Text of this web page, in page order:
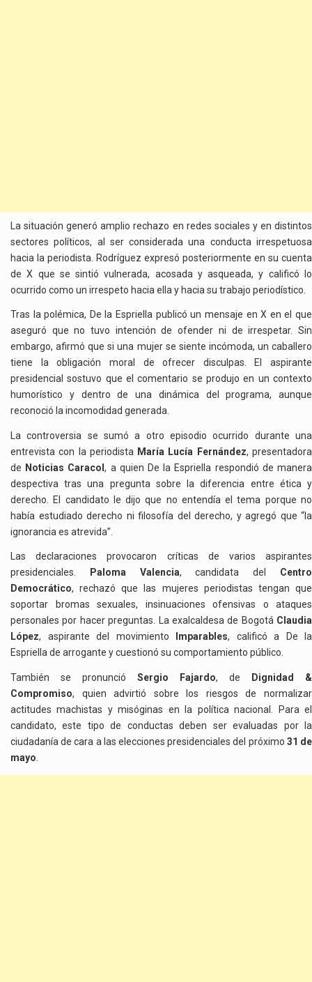
La situación generó amplio rechazo en redes sociales y en distintos
sectores políticos, al ser considerada una conducta irrespetuosa
hacia la periodista. Rodríguez expresó posteriormente en su cuenta
de X que se sintió vulnerada, acosada y asqueada, y calificó lo
ocurrido como un irrespeto hacia ella y hacia su trabajo periodístico.
Tras la polémica, De la Espriella publicó un mensaje en X en el que
aseguró que no tuvo intención de ofender ni de irrespetar. Sin
embargo, afirmó que si una mujer se siente incómoda, un caballero
tiene la obligación moral de ofrecer disculpas. El aspirante
presidencial sostuvo que el comentario se produjo en un contexto
humorístico y dentro de una dinámica del programa, aunque
reconoció la incomodidad generada.
La controversia se sumó a otro episodio ocurrido durante una
entrevista con la periodista María Lucía Fernández, presentadora
de Noticias Caracol, a quien De la Espriella respondió de manera
despectiva tras una pregunta sobre la diferencia entre ética y
derecho. El candidato le dijo que no entendía el tema porque no
había estudiado derecho ni filosofía del derecho, y agregó que “la
ignorancia es atrevida”.
Las declaraciones provocaron críticas de varios aspirantes
presidenciales.
Paloma Valencia, candidata del Centro
Democrático, rechazó que las mujeres periodistas tengan que
soportar bromas sexuales, insinuaciones ofensivas o ataques
personales por hacer preguntas. La exalcaldesa de Bogotá Claudia
López, aspirante del movimiento Imparables, calificó a De la
Espriella de arrogante y cuestionó su comportamiento público.
También se pronunció Sergio Fajardo, de
Dignidad &
Compromiso, quien advirtió sobre los riesgos de normalizar
actitudes machistas y misóginas en la política nacional. Para el
candidato, este tipo de conductas deben ser evaluadas por la
ciudadanía de cara a las elecciones presidenciales del próximo 31 de
mayo